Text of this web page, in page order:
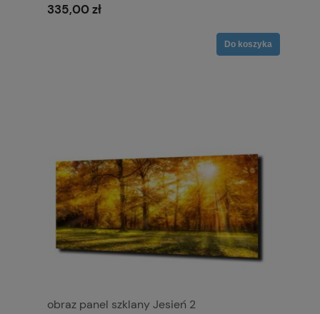
335,00 zł
Do koszyka
obraz panel szklany Jesień 2